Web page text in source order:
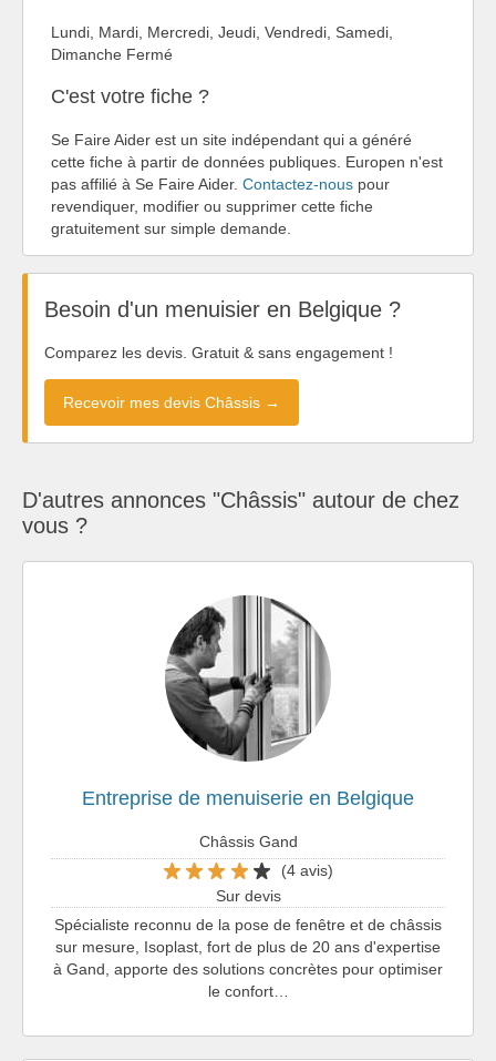
Lundi, Mardi, Mercredi, Jeudi, Vendredi, Samedi,
Dimanche Fermé
C'est votre fiche ?
Se Faire Aider est un site indépendant qui a généré
cette fiche à partir de données publiques. Europen n'est
pas affilié à Se Faire Aider. Contactez-nous pour
revendiquer, modifier ou supprimer cette fiche
gratuitement sur simple demande.
Besoin d'un menuisier en Belgique ?
Comparez les devis. Gratuit & sans engagement !
Recevoir mes devis Châssis →
D'autres annonces "Châssis" autour de chez
vous ?
Entreprise de menuiserie en Belgique
Châssis Gand
(4 avis)
Sur devis
Spécialiste reconnu de la pose de fenêtre et de châssis
sur mesure, Isoplast, fort de plus de 20 ans d'expertise
à Gand, apporte des solutions concrètes pour optimiser
le confort…